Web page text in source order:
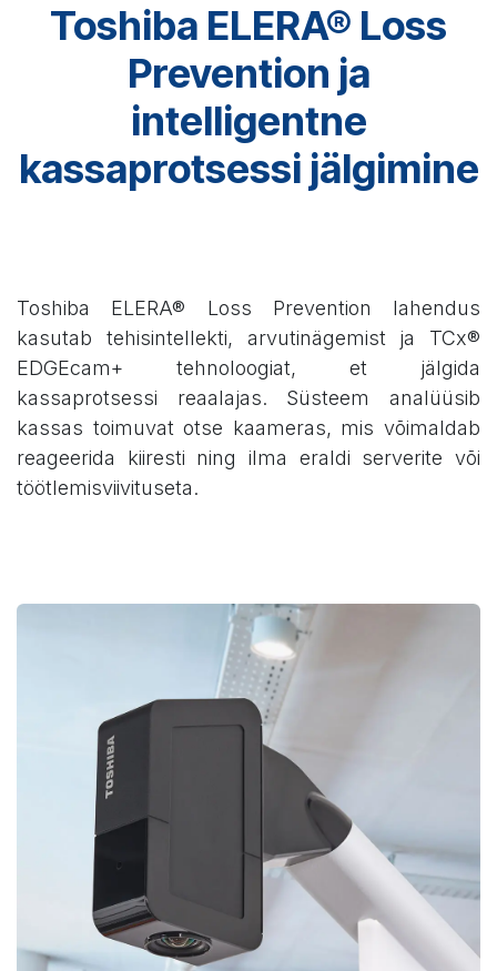
Toshiba ELERA® Loss
Prevention ja
intelligentne
kassaprotsessi jälgimine
Toshiba ELERA® Loss Prevention lahendus
kasutab tehisintellekti, arvutinägemist ja TCx®
EDGEcam+ tehnoloogiat, et jälgida
kassaprotsessi reaalajas. Süsteem analüüsib
kassas toimuvat otse kaameras, mis võimaldab
reageerida kiiresti ning ilma eraldi serverite või
töötlemisviivituseta.